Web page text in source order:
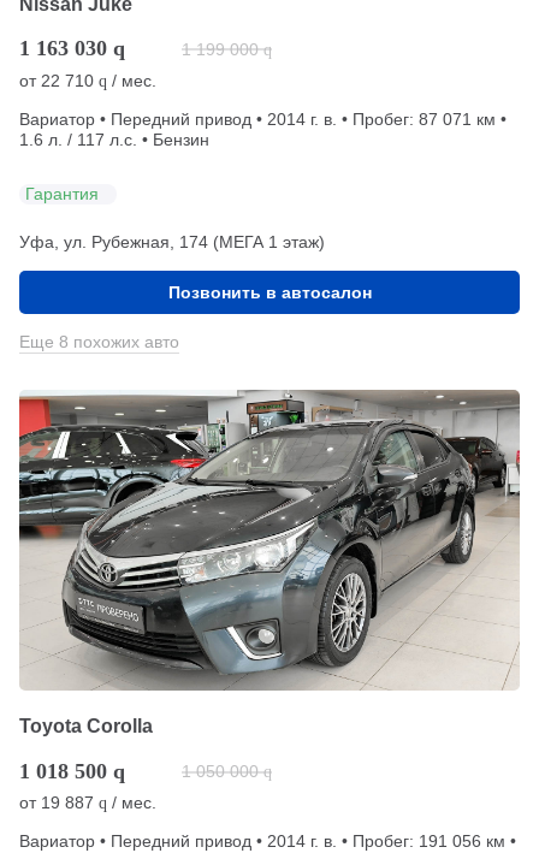
1 163 030 q 1 199 000 q
от 22 710 q / мес.
Вариатор • Передний привод • 2014 г. в. • Пробег: 87 071 км •
1.6 л. / 117 л.с. • Бензин
Гарантия
Уфа, ул. Рубежная, 174 (МЕГА 1 этаж)
Позвонить в автосалон
Еще 8 похожих авто
Toyota Corolla
1 018 500 q 1 050 000 q
от 19 887 q / мес.
Вариатор • Передний привод • 2014 г. в. • Пробег: 191 056 км •